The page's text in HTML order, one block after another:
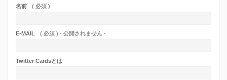
名前 ( 必須 )
E-MAIL ( 必須 ) - 公開されません -
Twitter Cardsとは